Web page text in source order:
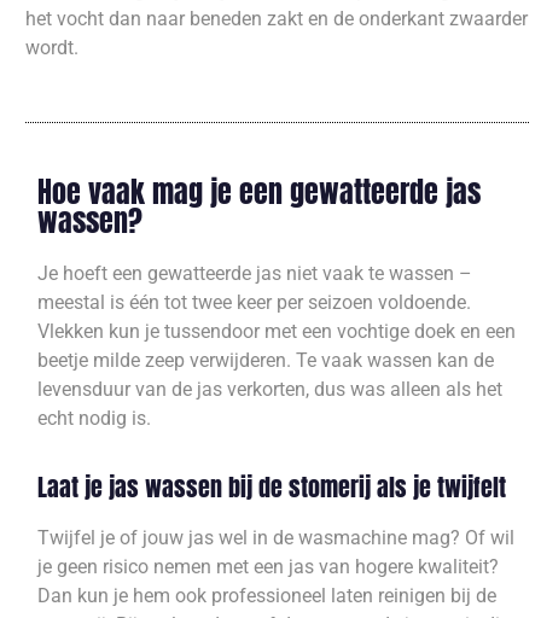
het vocht dan naar beneden zakt en de onderkant zwaarder
wordt.
Hoe vaak mag je een gewatteerde jas
wassen?
Je hoeft een gewatteerde jas niet vaak te wassen –
meestal is één tot twee keer per seizoen voldoende.
Vlekken kun je tussendoor met een vochtige doek en een
beetje milde zeep verwijderen. Te vaak wassen kan de
levensduur van de jas verkorten, dus was alleen als het
echt nodig is.
Laat je jas wassen bij de stomerij als je twijfelt
Twijfel je of jouw jas wel in de wasmachine mag? Of wil
je geen risico nemen met een jas van hogere kwaliteit?
Dan kun je hem ook professioneel laten reinigen bij de